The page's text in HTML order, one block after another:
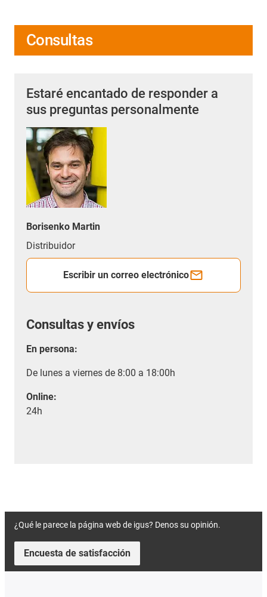
Consultas
Estaré encantado de responder a
sus preguntas personalmente
Borisenko Martin
Distribuidor
Escribir un correo electrónico
Consultas y envíos
En persona:
De lunes a viernes de 8:00 a 18:00h
Online:
24h
¿Qué le parece la página web de igus? Denos su opinión.
Encuesta de satisfacción